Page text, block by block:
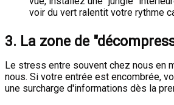
voir du vert ralentit votre rythme
3. La zone de
Le stress entre souvent chez nous en
nous. Si votre entrée est encombrée,
une surcharge d'informations dès la